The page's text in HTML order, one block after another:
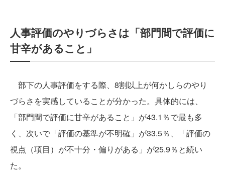
人事評価のやりづらさは「部門間で評価に
甘辛があること」
部下の人事評価をする際、8割以上が何かしらのやり
づらさを実感していることが分かった。具体的には、
「部門間で評価に甘辛があること」が43.1％で最も多
く、次いで「評価の基準が不明確」が33.5％、「評価の
視点（項目）が不十分・偏りがある」が25.9％と続い
た。